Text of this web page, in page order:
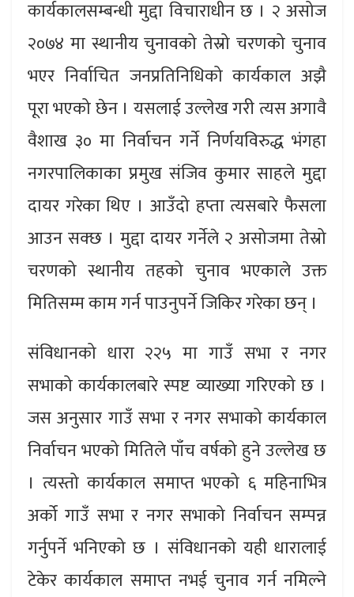
कार्यकालसम्बन्धी मुद्दा विचाराधीन छ । २ असोज
२०७४ मा स्थानीय चुनावको तेस्रो चरणको चुनाव
भएर निर्वाचित जनप्रतिनिधिको कार्यकाल अझै
पूरा भएको छेन । यसलाई उल्लेख गरी त्यस अगावै
वैशाख ३० मा निर्वाचन गर्ने निर्णयविरुद्ध भंगहा
नगरपालिकाका प्रमुख संजिव कुमार साहले मुद्दा
दायर गरेका थिए । आउँदो हप्ता त्यसबारे फैसला
आउन सक्छ । मुद्दा दायर गर्नेले २ असोजमा तेस्रो
चरणको स्थानीय तहको चुनाव भएकाले उक्त
मितिसम्म काम गर्न पाउनुपर्ने जिकिर गरेका छन् ।
संविधानको धारा २२५ मा गाउँ सभा र नगर
सभाको कार्यकालबारे स्पष्ट व्याख्या गरिएको छ ।
जस अनुसार गाउँ सभा र नगर सभाको कार्यकाल
निर्वाचन भएको मितिले पाँच वर्षको हुने उल्लेख छ
। त्यस्तो कार्यकाल समाप्त भएको ६ महिनाभित्र
अर्को गाउँ सभा र नगर सभाको निर्वाचन सम्पन्न
गर्नुपर्ने भनिएको छ । संविधानको यही धारालाई
टेकेर कार्यकाल समाप्त नभई चुनाव गर्न नमिल्ने